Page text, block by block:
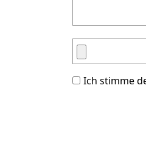
Ich stimme